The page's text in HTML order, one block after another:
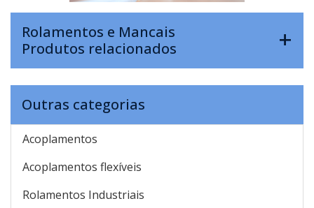
Rolamentos e Mancais
Produtos relacionados
Outras categorias
Acoplamentos
Acoplamentos flexíveis
Rolamentos Industriais